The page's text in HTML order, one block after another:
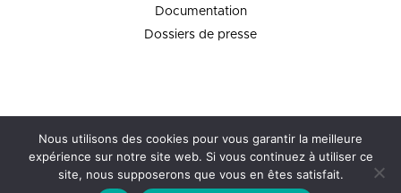
Documentation
Dossiers de presse
Création L'Agence D
Tous droits réservés
Nous utilisons des cookies pour vous garantir la meilleure
expérience sur notre site web. Si vous continuez à utiliser ce
site, nous supposerons que vous en êtes satisfait.